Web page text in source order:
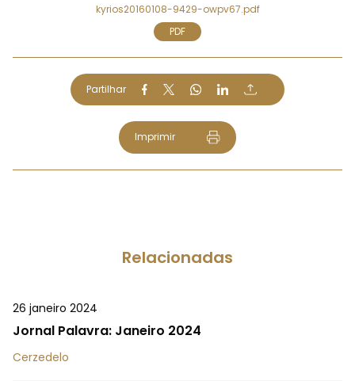
kyrios20160108-9429-owpv67.pdf
PDF
Partilhar
Imprimir
Relacionadas
26 janeiro 2024
Jornal Palavra: Janeiro 2024
Cerzedelo